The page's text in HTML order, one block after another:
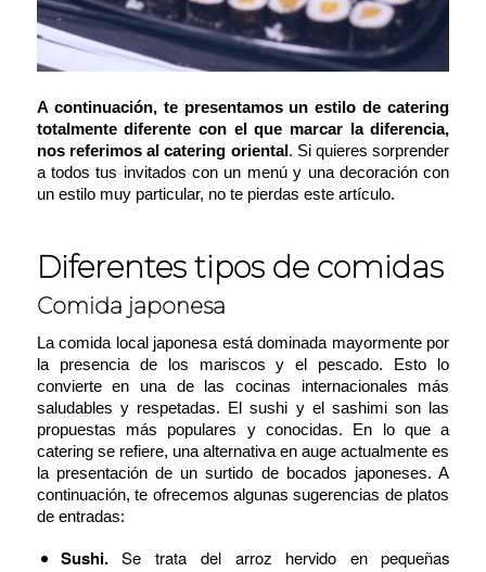
A continuación, te presentamos un estilo de catering
totalmente diferente con el que marcar la diferencia,
nos referimos al catering oriental. Si quieres sorprender
a todos tus invitados con un menú y una decoración con
un estilo muy particular, no te pierdas este artículo.
Diferentes tipos de comidas
Comida japonesa
La comida local japonesa está dominada mayormente por
la presencia de los mariscos y el pescado. Esto lo
convierte en una de las cocinas internacionales más
saludables y respetadas. El sushi y el sashimi son las
propuestas más populares y conocidas. En lo que a
catering se refiere, una alternativa en auge actualmente es
la presentación de un surtido de bocados japoneses. A
continuación, te ofrecemos algunas sugerencias de platos
de entradas:
Sushi.Se trata del arroz hervido en pequeñas